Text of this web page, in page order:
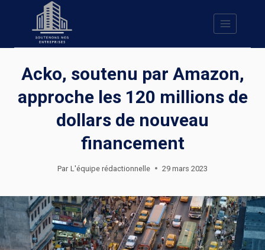
Acko, soutenu par Amazon,
approche les 120 millions de
dollars de nouveau
financement
Par L'équipe rédactionnelle 29 mars 2023